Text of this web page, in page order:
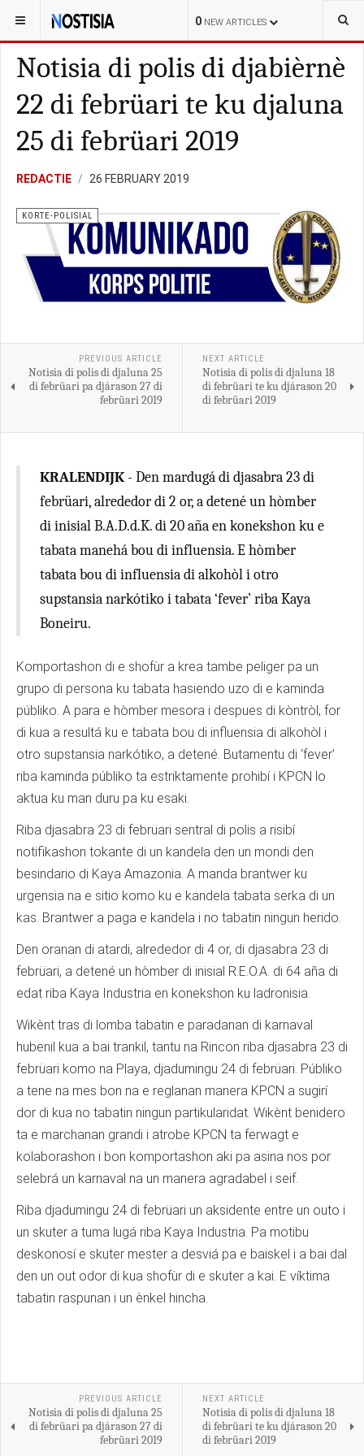
0 NEW ARTICLES
YOU ARE HERE: BONAIRE KORTE-POLISIAL
Notisia di polis di djabièrnè
22 di febrüari te ku djaluna
25 di febrüari 2019
REDACTIE 26 FEBRUARY 2019
KORTE-POLISIAL
PREVIOUS ARTICLE
Notisia di polis di djaluna 25
di febrüari pa djárason 27 di
febrüari 2019
NEXT ARTICLE
Notisia di polis di djaluna 18
di febrüari te ku djárason 20
di febrüari 2019
KRALENDIJK- Den mardugá di djasabra 23 di
febrüari, alrededor di 2 or, a detené un hòmber
di inisial B.A.D.d.K. di 20 aña en konekshon ku e
tabata manehá bou di influensia. E hòmber
tabata bou di influensia di alkohòl i otro
supstansia narkótiko i tabata ‘fever’ riba Kaya
Boneiru.
Komportashon di e shofùr a krea tambe peliger pa un
grupo di persona ku tabata hasiendo uzo di e kaminda
públiko. A para e hòmber mesora i despues di kòntròl, for
di kua a resultá ku e tabata bou di influensia di alkohòl i
otro supstansia narkótiko, a detené. Butamentu di ‘fever’
riba kaminda públiko ta estriktamente prohibí i KPCN lo
aktua ku man duru pa ku esaki.
Riba djasabra 23 di febrüari sentral di polis a risibí
notifikashon tokante di un kandela den un mondi den
besindario di Kaya Amazonia. A manda brantwer ku
urgensia na e sitio komo ku e kandela tabata serka di un
kas. Brantwer a paga e kandela i no tabatin ningun herido.
Den oranan di atardi, alrededor di 4 or, di djasabra 23 di
febrüari, a detené un hòmber di inisial R.E.O.A. di 64 aña di
edat riba Kaya Industria en konekshon ku ladronisia.
Wikènt tras di lomba tabatin e paradanan di karnaval
hubenil kua a bai trankil, tantu na Rincon riba djasabra 23 di
febrüari komo na Playa, djadumingu 24 di febrüari. Públiko
a tene na mes bon na e reglanan manera KPCN a sugirí
dor di kua no tabatin ningun partikularidat. Wikènt benidero
ta e marchanan grandi i atrobe KPCN ta ferwagt e
kolaborashon i bon komportashon aki pa asina nos por
selebrá un karnaval na un manera agradabel i seif.
Riba djadumingu 24 di febrüari un aksidente entre un outo i
un skuter a tuma lugá riba Kaya Industria. Pa motibu
deskonosí e skuter mester a desviá pa e baiskel i a bai dal
den un out odor di kua shofùr di e skuter a kai. E víktima
tabatin raspunan i un ènkel hincha.
PREVIOUS ARTICLE
Notisia di polis di djaluna 25
di febrüari pa djárason 27 di
febrüari 2019
NEXT ARTICLE
Notisia di polis di djaluna 18
di febrüari te ku djárason 20
di febrüari 2019